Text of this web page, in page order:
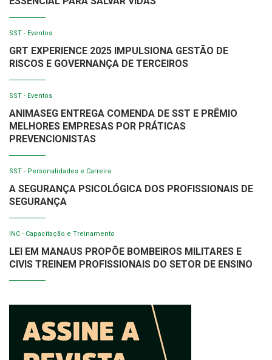
SST - Eventos
GRT EXPERIENCE 2025 IMPULSIONA GESTÃO DE
RISCOS E GOVERNANÇA DE TERCEIROS
SST - Eventos
ANIMASEG ENTREGA COMENDA DE SST E PRÊMIO
MELHORES EMPRESAS POR PRÁTICAS
PREVENCIONISTAS
SST - Personalidades e Carreira
A SEGURANÇA PSICOLÓGICA DOS PROFISSIONAIS DE
SEGURANÇA
INC - Capacitação e Treinamento
LEI EM MANAUS PROPÕE BOMBEIROS MILITARES E
CIVIS TREINEM PROFISSIONAIS DO SETOR DE ENSINO